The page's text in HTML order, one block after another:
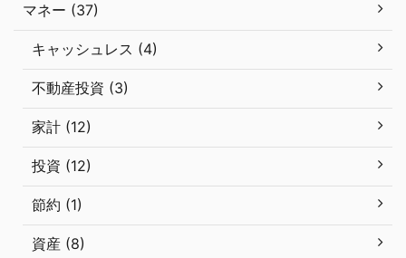
マネー (37)
キャッシュレス (4)
不動産投資 (3)
家計 (12)
投資 (12)
節約 (1)
資産 (8)